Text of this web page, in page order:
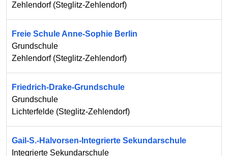
Zehlendorf(Steglitz-Zehlendorf)
Freie Schule Anne-Sophie Berlin
Grundschule
Zehlendorf(Steglitz-Zehlendorf)
Friedrich-Drake-Grundschule
Grundschule
Lichterfelde (Steglitz-Zehlendorf)
Gail-S.-Halvorsen-Integrierte Sekundarschule
Integrierte Sekundarschule